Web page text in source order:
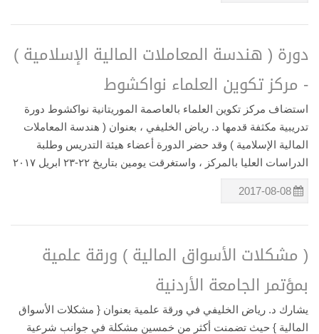
دورة ( هندسة المعاملات المالية الإسلامية )
- مركز تكوين العلماء نواكشوط
استضاف مركز تكوين العلماء بالعاصمة الموريتانية نواكشوط دورة
تدريبية مكثفة قدمها د. رياض الخليفي ، بعنوان ( هندسة المعاملات
المالية الإسلامية ) وقد حضر الدورة أعضاء هيئة التدريس وطلبة
الدراسات العليا بالمركز ، واستغرقت يومين بتاريخ ٢٢-٢٣ ابريل ٢٠١٧
2017-08-08
( مشكلات الأسواق المالية ) ورقة علمية
بمؤتمر الجامعة الأردنية
يشارك د. رياض الخليفي في ورقة علمية بعنوان { مشكلات الأسواق
المالية } حيث تضمنت أكثر من خمسين مشكلة في جوانب شرعية